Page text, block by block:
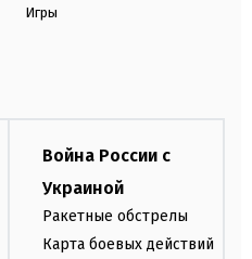
Игры
Война России с
Украиной
Ракетные обстрелы
Карта боевых действий